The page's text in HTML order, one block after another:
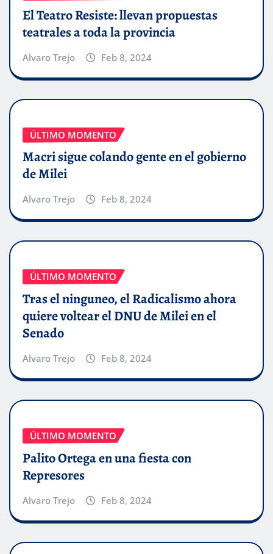
El Teatro Resiste: llevan propuestas
teatrales a toda la provincia
Alvaro Trejo Feb 8, 2024
ÚLTIMO MOMENTO
Macri sigue colando gente en el gobierno
de Milei
Alvaro Trejo Feb 8, 2024
ÚLTIMO MOMENTO
Tras el ninguneo, el Radicalismo ahora
quiere voltear el DNU de Milei en el
Senado
Alvaro Trejo Feb 8, 2024
ÚLTIMO MOMENTO
Palito Ortega en una fiesta con
Represores
Alvaro Trejo Feb 8, 2024